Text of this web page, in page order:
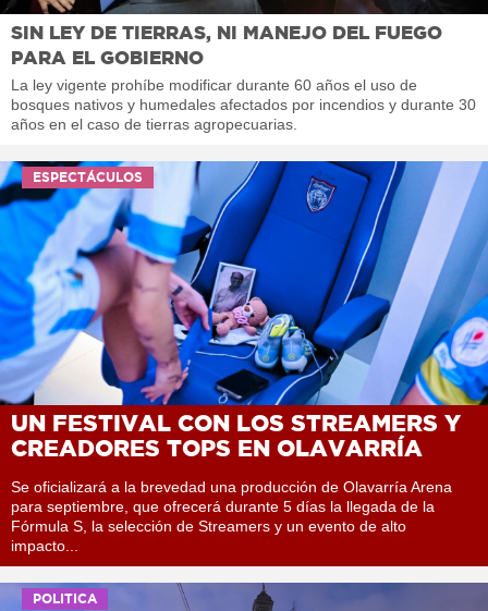
SIN LEY DE TIERRAS, NI MANEJO DEL FUEGO
PARA EL GOBIERNO
La ley vigente prohíbe modificar durante 60 años el uso de
bosques nativos y humedales afectados por incendios y durante 30
años en el caso de tierras agropecuarias.
ESPECTÁCULOS
UN FESTIVAL CON LOS STREAMERS Y
CREADORES TOPS EN OLAVARRÍA
Se oficializará a la brevedad una producción de Olavarría Arena
para septiembre, que ofrecerá durante 5 días la llegada de la
Fórmula S, la selección de Streamers y un evento de alto
impacto...
POLITICA